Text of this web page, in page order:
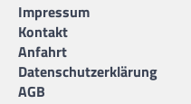
Impressum
Kontakt
Anfahrt
Datenschutzerklärung
AGB